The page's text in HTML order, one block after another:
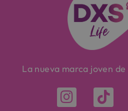
La nueva marca joven de